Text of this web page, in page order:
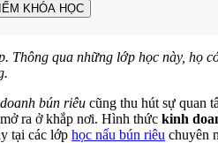
KHÓA HỌC
Thông qua những lớp học này, họ
bún riêu cũng thu hút sự quan
ra ở khắp nơi. Hình thức kinh
tại các lớp học nấu bún riêu chuyên